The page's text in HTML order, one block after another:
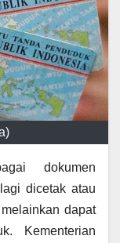
dokumen
dicetak atau
dapat
Kementerian